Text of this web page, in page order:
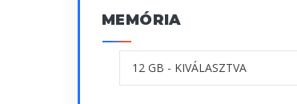
MEMÓRIA